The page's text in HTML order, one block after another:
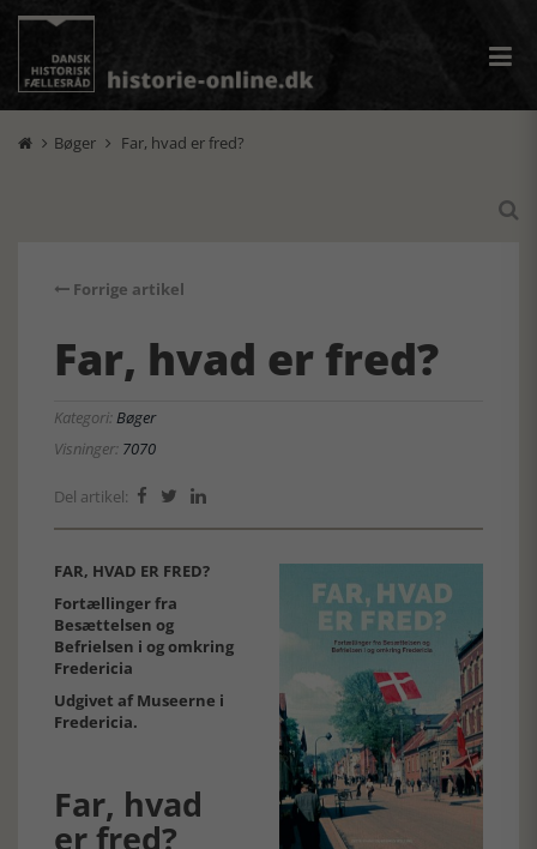
 Bøger  Far, hvad er fred?

Forrige artikel
Far, hvad er fred?
Kategori:Bøger
Visninger: 7070
Del artikel:   
FAR, HVAD ER FRED?
Fortællinger fra
Besættelsen og
Befrielsen i og omkring
Fredericia
Udgivet af Museerne i
Fredericia.
Far, hvad
er fred?